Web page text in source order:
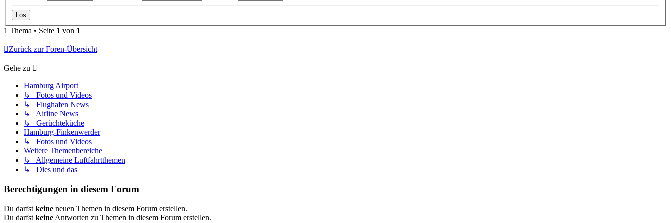
1 Thema • Seite 1 von 1
Zurück zur Foren-Übersicht
Gehe zu
Hamburg Airport
↳ Fotos und Videos
↳ Flughafen News
↳ Airline News
↳ Gerüchteküche
Hamburg-Finkenwerder
↳ Fotos und Videos
Weitere Themenbereiche
↳ Allgemeine Luftfahrtthemen
↳ Dies und das
Berechtigungen in diesem Forum
Du darfst keine neuen Themen in diesem Forum erstellen.
Du darfst keine Antworten zu Themen in diesem Forum erstellen.